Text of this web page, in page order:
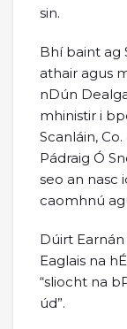
sin.
Bhí baint ag
athair agus
nDún
mhinistir i
Scanláin,
Pádraig Ó
seo an nasc
caomhnú
Dúirt
Eaglais na
“sliocht na
úd”.